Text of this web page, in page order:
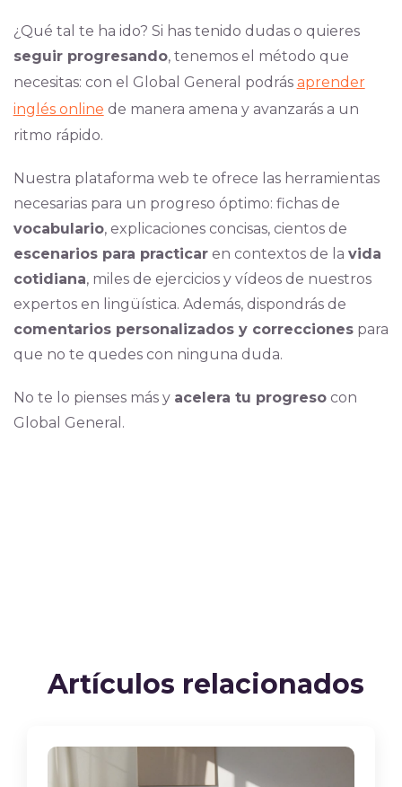
¿Qué tal te ha ido? Si has tenido dudas o quieres
seguir progresando, tenemos el método que
necesitas: con el Global General podrás aprender
inglés online de manera amena y avanzarás a un
ritmo rápido.
Nuestra plataforma web te ofrece las herramientas
necesarias para un progreso óptimo: fichas de
vocabulario, explicaciones concisas, cientos de
escenarios para practicaren contextos de la vida
cotidiana, miles de ejercicios y vídeos de nuestros
expertos en lingüística. Además, dispondrás de
comentarios personalizados y correccionespara
que no te quedes con ninguna duda.
No te lo pienses más y acelera tu progresocon
Global General.
Artículos relacionados